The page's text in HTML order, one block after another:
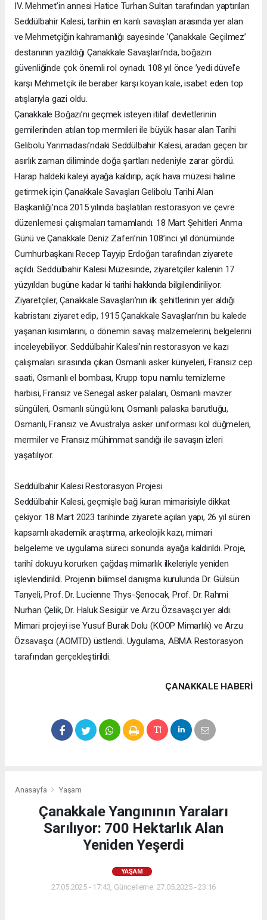
IV. Mehmet’in annesi Hatice Turhan Sultan tarafından yaptırılan
Seddülbahir Kalesi, tarihin en kanlı savaşları arasında yer alan
ve Mehmetçiğin kahramanlığı sayesinde ’Çanakkale Geçilmez’
destanının yazıldığı Çanakkale Savaşları’nda, boğazın
güvenliğinde çok önemli rol oynadı. 108 yıl önce ’yedi düvel’e
karşı Mehmetçik ile beraber karşı koyan kale, isabet eden top
atışlarıyla gazi oldu.
Çanakkale Boğazı’nı geçmek isteyen itilaf devletlerinin
gemilerinden atılan top mermileri ile büyük hasar alan Tarihi
Gelibolu Yarımadası’ndaki Seddülbahir Kalesi, aradan geçen bir
asırlık zaman diliminde doğa şartları nedeniyle zarar gördü.
Harap haldeki kaleyi ayağa kaldırıp, açık hava müzesi haline
getirmek için Çanakkale Savaşları Gelibolu Tarihi Alan
Başkanlığı’nca 2015 yılında başlatılan restorasyon ve çevre
düzenlemesi çalışmaları tamamlandı. 18 Mart Şehitleri Anma
Günü ve Çanakkale Deniz Zaferi’nin 108’inci yıl dönümünde
Cumhurbaşkanı Recep Tayyip Erdoğan tarafından ziyarete
açıldı. Seddülbahir Kalesi Müzesinde, ziyaretçiler kalenin 17.
yüzyıldan bugüne kadar ki tarihi hakkında bilgilendiriliyor.
Ziyaretçiler, Çanakkale Savaşları’nın ilk şehitlerinin yer aldığı
kabristanı ziyaret edip, 1915 Çanakkale Savaşları’nın bu kalede
yaşanan kısımlarını, o dönemin savaş malzemelerini, belgelerini
inceleyebiliyor. Seddülbahir Kalesi’nin restorasyon ve kazı
çalışmaları sırasında çıkan Osmanlı asker künyeleri, Fransız cep
saati, Osmanlı el bombası, Krupp topu namlu temizleme
harbisi, Fransız ve Senegal asker palaları, Osmanlı mavzer
süngüleri, Osmanlı süngü kını, Osmanlı palaska barutluğu,
Osmanlı, Fransız ve Avustralya asker üniforması kol düğmeleri,
mermiler ve Fransız mühimmat sandığı ile savaşın izleri
yaşatılıyor.
Seddülbahir Kalesi Restorasyon Projesi
Seddülbahir Kalesi, geçmişle bağ kuran mimarisiyle dikkat
çekiyor. 18 Mart 2023 tarihinde ziyarete açılan yapı, 26 yıl süren
kapsamlı akademik araştırma, arkeolojik kazı, mimari
belgeleme ve uygulama süreci sonunda ayağa kaldırıldı. Proje,
tarihî dokuyu korurken çağdaş mimarlık ilkeleriyle yeniden
işlevlendirildi. Projenin bilimsel danışma kurulunda Dr. Gülsün
Tanyeli, Prof. Dr. Lucienne Thys-Şenocak, Prof. Dr. Rahmi
Nurhan Çelik, Dr. Haluk Sesigür ve Arzu Özsavaşcı yer aldı.
Mimari projeyi ise Yusuf Burak Dolu (KOOP Mimarlık) ve Arzu
Özsavaşcı (AOMTD) üstlendi. Uygulama, ABMA Restorasyon
tarafından gerçekleştirildi.
ÇANAKKALE HABERİ
Anasayfa Yaşam
Çanakkale Yangınının Yaraları
Sarılıyor: 700 Hektarlık Alan
Yeniden Yeşerdi
YAŞAM
27.05.2025 - 17:43, Güncelleme: 27.05.2025 - 23:16